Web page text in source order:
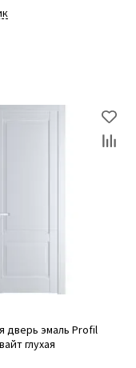
дверь эмаль Profil
глухая